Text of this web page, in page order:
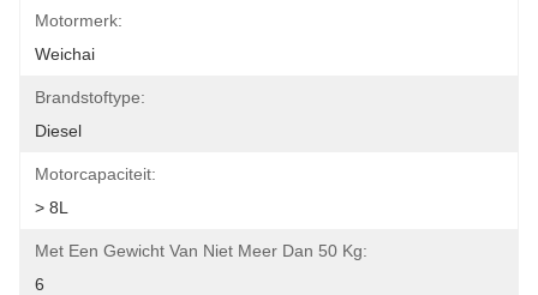
Motormerk:
Weichai
Brandstoftype:
Diesel
Motorcapaciteit:
> 8L
Met Een Gewicht Van Niet Meer Dan 50 Kg:
6